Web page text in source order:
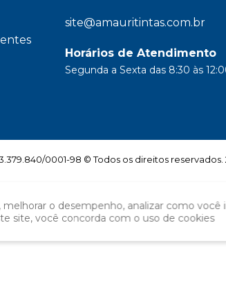
o desempenho, analizar como você
site, você concorda com o uso de cookies
site@amauritintas.com.br
Horários de Atendimento
Segunda a Sexta das 8:30 às
0001-98 © Todos os direitos reservados.